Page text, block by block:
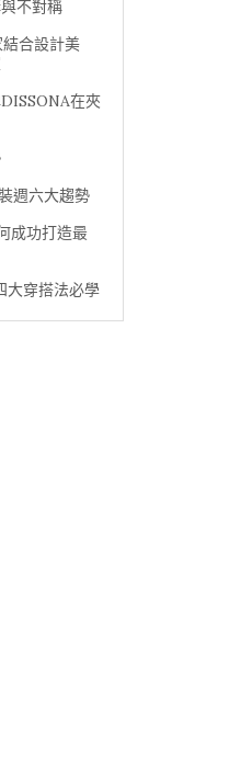
不對稱
合設計美
在夾
週六大趨勢
成功打造最
大穿搭法必學